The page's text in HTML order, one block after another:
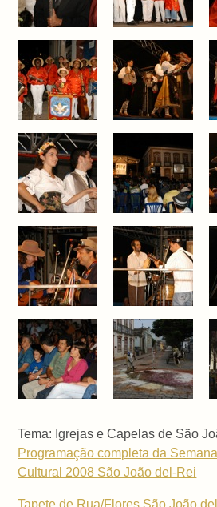
Tema: Igrejas e Capelas de São
Programação completa da
Cultural 2008 São João del-Rei